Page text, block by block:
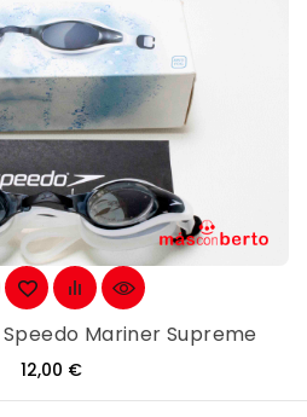
Mariner Supreme
Precio
12,00 €